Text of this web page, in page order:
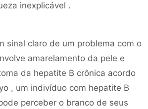
inexplicável .
sinal claro de um problema com o
amarelamento da pele e
da hepatite B crônica acordo
, um indivíduo com hepatite B
perceber o branco de seus